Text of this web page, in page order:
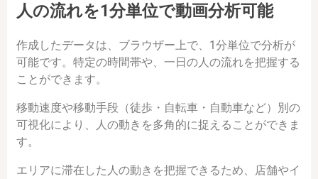
人の流れを1分単位で動画分析可能
作成したデータは、ブラウザー上で、1分単位で分析が
可能です。特定の時間帯や、一日の人の流れを把握する
ことができます。
移動速度や移動手段（徒歩・自転車・自動車など）別の
可視化により、人の動きを多角的に捉えることができま
す。
エリアに滞在した人の動きを把握できるため、店舗やイ